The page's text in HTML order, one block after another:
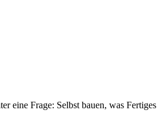
eine Frage: Selbst bauen, was Fertiges